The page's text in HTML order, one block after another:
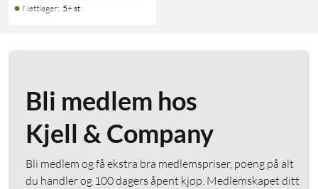
Nettlager: 5+ st
Bli medlem hos
Kjell & Company
Bli medlem og få ekstra bra medlemspriser, poeng på alt
du handler og 100 dagers åpent kjøp. Medlemskapet ditt